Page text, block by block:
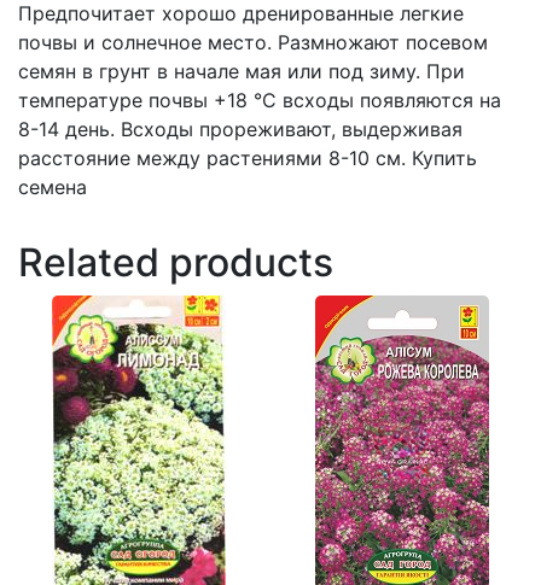
Предпочитает хорошо дренированные легкие
почвы и солнечное место. Размножают посевом
семян в грунт в начале мая или под зиму. При
температуре почвы +18 °С всходы появляются на
8-14 день. Всходы прореживают, выдерживая
расстояние между растениями 8-10 см. Купить
семена
Related products